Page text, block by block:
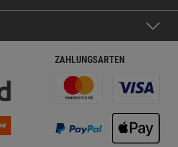
ZAHLUNGSARTEN